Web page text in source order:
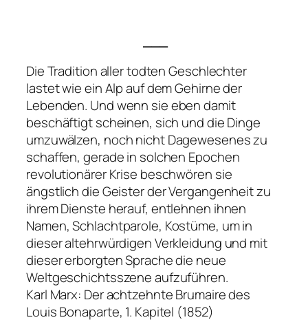
Die Tradition aller todten Geschlechter
lastet wie ein Alp auf dem Gehirne der
Lebenden. Und wenn sie eben damit
beschäftigt scheinen, sich und die Dinge
umzuwälzen, noch nicht Dagewesenes zu
schaffen, gerade in solchen Epochen
revolutionärer Krise beschwören sie
ängstlich die Geister der Vergangenheit zu
ihrem Dienste herauf, entlehnen ihnen
Namen, Schlachtparole, Kostüme, um in
dieser altehrwürdigen Verkleidung und mit
dieser erborgten Sprache die neue
Weltgeschichtsszene aufzuführen.
Karl Marx: Der achtzehnte Brumaire des
Louis Bonaparte, 1. Kapitel (1852)